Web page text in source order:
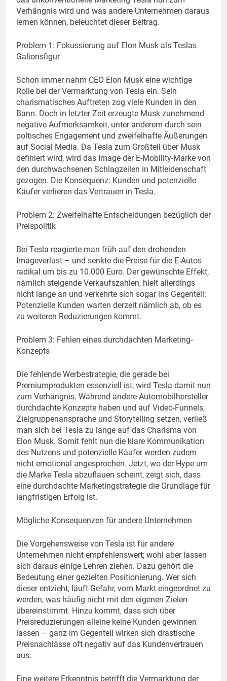
Verhängnis wird und was andere Unternehmen daraus
lernen können, beleuchtet dieser Beitrag.
Problem 1: Fokussierung auf Elon Musk als Teslas
Galionsfigur
Schon immer nahm CEO Elon Musk eine wichtige
Rolle bei der Vermarktung von Tesla ein. Sein
charismatisches Auftreten zog viele Kunden in den
Bann. Doch in letzter Zeit erzeugte Musk zunehmend
negative Aufmerksamkeit, unter anderem durch sein
poltisches Engagement und zweifelhafte Äußerungen
auf Social Media. Da Tesla zum Großteil über Musk
definiert wird, wird das Image der E-Mobility-Marke von
den durchwachsenen Schlagzeilen in Mitleidenschaft
gezogen. Die Konsequenz: Kunden und potenzielle
Käufer verlieren das Vertrauen in Tesla.
Problem 2: Zweifelhafte Entscheidungen bezüglich der
Preispolitik
Bei Tesla reagierte man früh auf den drohenden
Imageverlust – und senkte die Preise für die E-Autos
radikal um bis zu 10.000 Euro. Der gewünschte Effekt,
nämlich steigende Verkaufszahlen, hielt allerdings
nicht lange an und verkehrte sich sogar ins Gegenteil:
Potenzielle Kunden warten derzeit nämlich ab, ob es
zu weiteren Reduzierungen kommt.
Problem 3: Fehlen eines durchdachten Marketing-
Konzepts
Die fehlende Werbestrategie, die gerade bei
Premiumprodukten essenziell ist, wird Tesla damit nun
zum Verhängnis. Während andere Automobilhersteller
durchdachte Konzepte haben und auf Video-Funnels,
Zielgruppenansprache und Storytelling setzen, verließ
man sich bei Tesla zu lange auf das Charisma von
Elon Musk. Somit fehlt nun die klare Kommunikation
des Nutzens und potenzielle Käufer werden zudem
nicht emotional angesprochen. Jetzt, wo der Hype um
die Marke Tesla abzuflauen scheint, zeigt sich, dass
eine durchdachte Marketingstrategie die Grundlage für
langfristigen Erfolg ist.
Mögliche Konsequenzen für andere Unternehmen
Die Vorgehensweise von Tesla ist für andere
Unternehmen nicht empfehlenswert; wohl aber lassen
sich daraus einige Lehren ziehen. Dazu gehört die
Bedeutung einer gezielten Positionierung. Wer sich
dieser entzieht, läuft Gefahr, vom Markt eingeordnet zu
werden, was häufig nicht mit den eigenen Zielen
übereinstimmt. Hinzu kommt, dass sich über
Preisreduzierungen alleine keine Kunden gewinnen
lassen – ganz im Gegenteil wirken sich drastische
Preisnachlässe oft negativ auf das Kundenvertrauen
aus.
Eine weitere Erkenntnis betrifft die Vermarktung der